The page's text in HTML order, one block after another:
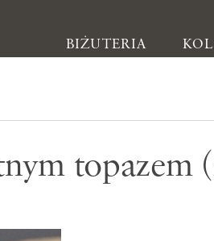
BIŻUTERIA
Biżuteria
Kolczyki
topazem